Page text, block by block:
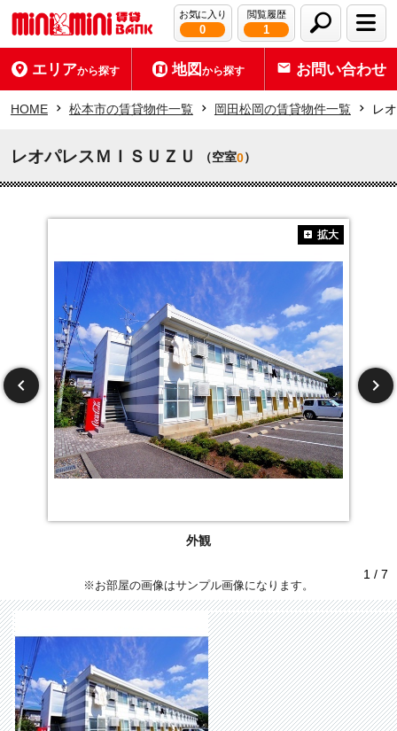
お気に入り
0
閲覧履歴
1
エリアから探す 地図から探す お問い合わせ
HOME 松本市の賃貸物件一覧 岡田松岡の賃貸物件一覧 レ
レオパレスＭＩＳＵＺＵ （空室0）
外観
拡大
1 / 7
※お部屋の画像はサンプル画像になります。